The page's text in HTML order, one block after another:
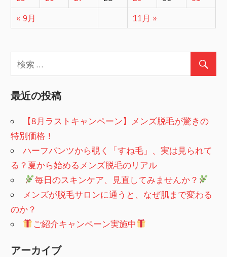
« 9月 11月 »
最近の投稿
【8月ラストキャンペーン】メンズ脱毛が驚きの
特別価格！
ハーフパンツから覗く「すね毛」、実は見られて
る？夏から始めるメンズ脱毛のリアル
毎日のスキンケア、見直してみませんか？
メンズが脱毛サロンに通うと、なぜ肌まで変わる
のか？
ご紹介キャンペーン実施中
アーカイブ